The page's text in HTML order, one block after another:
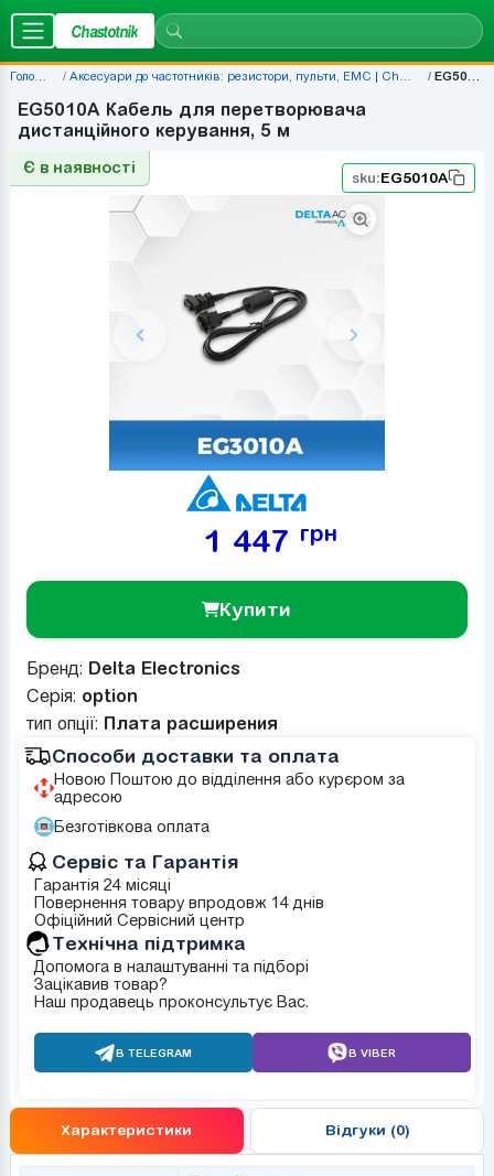
Chastotnik
Головна Аксесуари до частотників: резистори, пульти, EMC | Chastotnik.ua EG5010A
EG5010A Кабель для перетворювача
дистанційного керування, 5 м
Є в наявності
sku:EG5010A
1 447 грн
Купити
Бренд: Delta Electronics
Серія: option
тип опції: Плата расширения
Способи доставки та оплата
Новою Поштою до відділення або курєром за
адресою
Безготівкова оплата
Сервіс та Гарантія
Гарантія 24 місяці
Повернення товару впродовж 14 днів
Офіційний Сервісний центр
Tехнічна підтримка
Допомога в налаштуванні та підборі
Зацікавив товар?
Наш продавець проконсультує Вас.
В TELEGRAM В VIBER
Характеристики Відгуки (0)